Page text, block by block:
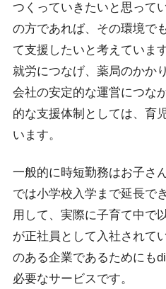
つくっていきたいと思って
の方であれば、その環境で
て支援したいと考えていま
就労につなげ、薬局のかか
会社の安定的な運営につな
的な支援体制としては、育
います。
一般的に時短勤務はお子さ
では小学校入学まで延長で
用して、実際に子育て中で
が正社員として入社されて
のある企業であるためにも
必要なサービスです。